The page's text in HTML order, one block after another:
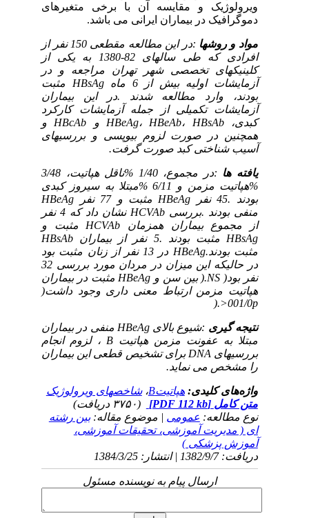
ویرولوژیک و مقایسه آن با برخی متغیرهای
دموگرافیک در بیماران ایرانی می باشد.
مواد و روشها
:در این مطالعه مقطعی 150 نفر از
افرادی که طی سالهای 82-1380 به یکی از
کلینیکهای تخصصی شهر تهران مراجعه و در
آزمایشات اولیه بیش از 6 ماه
HBsAgمثبت
بودند، وارد مطالعه شدند .در این بیماران
آزمایشات تکمیلی از جمله آزمایشات کارکرد
کبدی،
HBeAg ،HBeAb ،HBsAb و HBcAbو
همچنین در صورت لزوم بیوپسی و بررسیهای
آسیب شناختی کبد صورت گرفت.
یافته ها
:در مجموع، 1/40 %ناقل هپاتیت، 3/48
%هپاتیت مزمن و 6/11 %مبتلا به سیروز کبدی
بودند .45 نفر
HBeAgمثبت و 77 نفر
HBeAg
منفی بودند .بررسی HCVAb
نشان داد که 4 نفر
از مجموع بیماران همزمانHCVAbمثبت و
HBsAgمثبت بودند .5 نفر از بیماران
HBsAb
مثبت بودند.HBeAg
در 13 نفر از زنان مثبت بود
در حالیکه این میزان در مردان مورد بررسی 32
نفر بود(NS.( بین سن و HBeAgمثبت در بیماران
هپاتیت مزمن ارتباط معنی داری وجود داشت(
001/0
.(
نتیجه گیری:شیوع بالایHBeAgمنفی در بیماران
مبتلا به عفونت مزمن هپاتیتB ، لزوم انجام
بررسیهایDNAبرای تشخیص قطعی این بیماران
را مشخص می نماید.
واژه‌های کلیدی:هپاتیتB ،شاخصهای ویرولوژیک
متن کامل[PDF 112 kb]
نوع مطالعه:عمومی| موضوع مقاله:بین رشته
ای ( مدیریت آموزشی، تحقیقات آموزشی،
آموزش پزشکی )
دریافت: 1382/9/7 | انتشار: 1384/3/25
ارسال پیام به نویسنده مسئول